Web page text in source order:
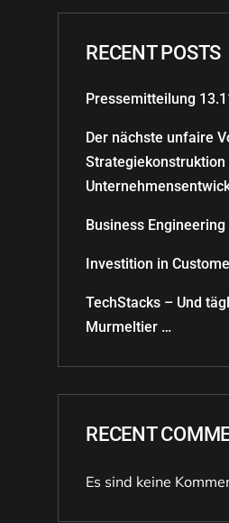
RECENT POSTS
Pressemitteilung
Der nächste unfaire
Strategiekonstruktion
Business Engineering
Investition in
TechStacks – Und
Murmeltier …
RECENT
Es sind keine